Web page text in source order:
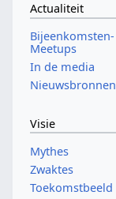
Actualiteit
Bijeenkomsten-
Meetups
In de media
Nieuwsbronnen
Visie
Mythes
Zwaktes
Toekomstbeeld